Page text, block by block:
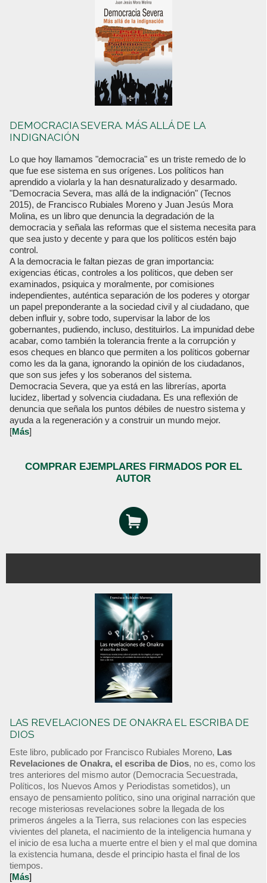
DEMOCRACIA SEVERA. MÁS ALLÁ DE LA
INDIGNACIÓN
Lo que hoy llamamos "democracia" es un triste remedo de lo
que fue ese sistema en sus orígenes. Los políticos han
aprendido a violarla y la han desnaturalizado y desarmado.
"Democracia Severa, mas allá de la indignación" (Tecnos
2015), de Francisco Rubiales Moreno y Juan Jesús Mora
Molina, es un libro que denuncia la degradación de la
democracia y señala las reformas que el sistema necesita para
que sea justo y decente y para que los políticos estén bajo
control.
A la democracia le faltan piezas de gran importancia:
exigencias éticas, controles a los políticos, que deben ser
examinados, psiquica y moralmente, por comisiones
independientes, auténtica separación de los poderes y otorgar
un papel preponderante a la sociedad civil y al ciudadano, que
deben influir y, sobre todo, supervisar la labor de los
gobernantes, pudiendo, incluso, destituirlos. La impunidad debe
acabar, como también la tolerancia frente a la corrupción y
esos cheques en blanco que permiten a los políticos gobernar
como les da la gana, ignorando la opinión de los ciudadanos,
que son sus jefes y los soberanos del sistema.
Democracia Severa, que ya está en las librerías, aporta
lucidez, libertad y solvencia ciudadana. Es una reflexión de
denuncia que señala los puntos débiles de nuestro sistema y
ayuda a la regeneración y a construir un mundo mejor.
[Más]
COMPRAR EJEMPLARES FIRMADOS POR EL
AUTOR
LAS REVELACIONES DE ONAKRA EL ESCRIBA DE
DIOS
Este libro, publicado por Francisco Rubiales Moreno, Las
Revelaciones de Onakra, el escriba de Dios, no es, como los
tres anteriores del mismo autor (Democracia Secuestrada,
Políticos, los Nuevos Amos y Periodistas sometidos), un
ensayo de pensamiento político, sino una original narración que
recoge misteriosas revelaciones sobre la llegada de los
primeros ángeles a la Tierra, sus relaciones con las especies
vivientes del planeta, el nacimiento de la inteligencia humana y
el inicio de esa lucha a muerte entre el bien y el mal que domina
la existencia humana, desde el principio hasta el final de los
tiempos.
[Más]